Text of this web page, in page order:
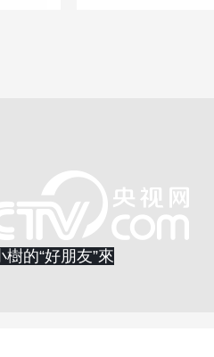
樹的“好朋友”來